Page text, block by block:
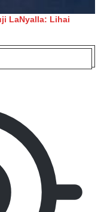
LaNyalla: Lihai